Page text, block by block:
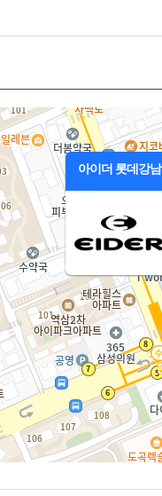
아이더 롯데강남